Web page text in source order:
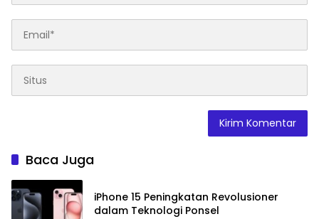
Baca Juga
iPhone 15 Peningkatan Revolusioner
dalam Teknologi Ponsel